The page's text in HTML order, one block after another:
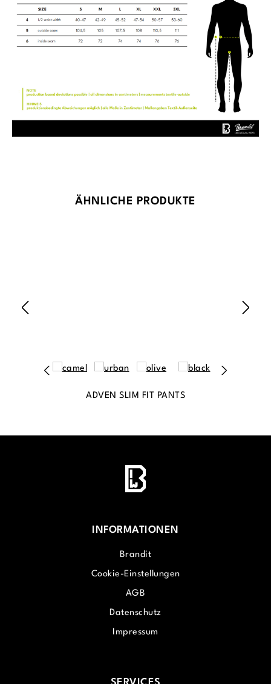
Produktgalerie überspringen
ÄHNLICHE PRODUKTE
ADVEN SLIM FIT PANTS
INFORMATIONEN
Brandit
Cookie-Einstellungen
AGB
Datenschutz
Impressum